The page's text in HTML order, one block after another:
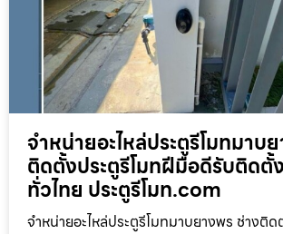
จำหน่ายอะไหล่ประตูรีโมทมาบ
ติดตั้งประตูรีโมทฝีมือดีรับติดตั้
ทั่วไทย ประตูรีโมท.com
จำหน่ายอะไหล่ประตูรีโมทมาบยางพร ช่างติด